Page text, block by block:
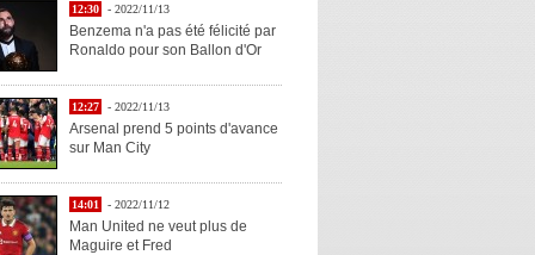
12:30 - 2022/11/13
Benzema n'a pas été félicité par
Ronaldo pour son Ballon d'Or
12:27 - 2022/11/13
Arsenal prend 5 points d'avance
sur Man City
14:01 - 2022/11/12
Man United ne veut plus de
Maguire et Fred